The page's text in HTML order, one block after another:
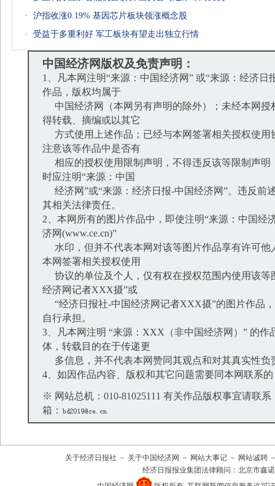
·
沪指收涨0.19% 基因芯片板块领涨概念股
·
受益于多重利好 军工板块有望走出独立行情
中国经济网版权及免责声明：
1、凡本网注明“来源：中国经济网” 或“来源：经济日
作品，版权均属于
中国经济网（本网另有声明的除外）；未经本网授
得转载、摘编或以其它
方式使用上述作品；已经与本网签署相关授权使用
注意该等作品中是否有
相应的授权使用限制声明，不得违反该等限制声明
时应注明“来源：中国
经济网”或“来源：经济日报-中国经济网”。违反前
其相关法律责任。
2、本网所有的图片作品中，即使注明“来源：中国经
济网(www.ce.cn)”
水印，但并不代表本网对该等图片作品享有许可他
本网签署相关授权使用
协议的单位及个人，仅有权在授权范围内使用该等
经济网记者XXX摄”或
“经济日报社-中国经济网记者XXX摄”的图片作品
自行承担。
3、凡本网注明 “来源：XXX（非中国经济网）” 的作
体，转载目的在于传递更
多信息，并不代表本网赞同其观点和对其真实性负
4、如因作品内容、版权和其它问题需要同本网联系
※ 网站总机：010-81025111 有关作品版权事宜请联系
箱：
关于经济日报社 － 关于中国经济网 － 网站大事记 － 网站诚聘
经济日报报业集团法律顾问： 北京市鑫